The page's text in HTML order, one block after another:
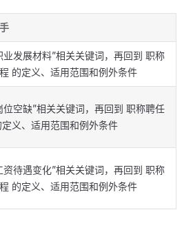
业发展材料”相关关键词，再回到 职称
的定义、适用范围和例外条件
位空缺”相关关键词，再回到 职称聘任
义、适用范围和例外条件
资待遇变化”相关关键词，再回到 职称
的定义、适用范围和例外条件